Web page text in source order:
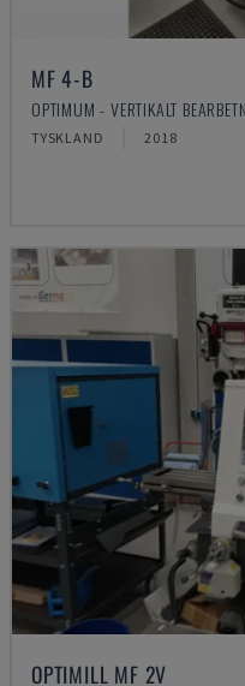
MF 4-B
OPTIMUM - VERTIKALT
TYSKLAND 2018
OPTIMILL MF 2V